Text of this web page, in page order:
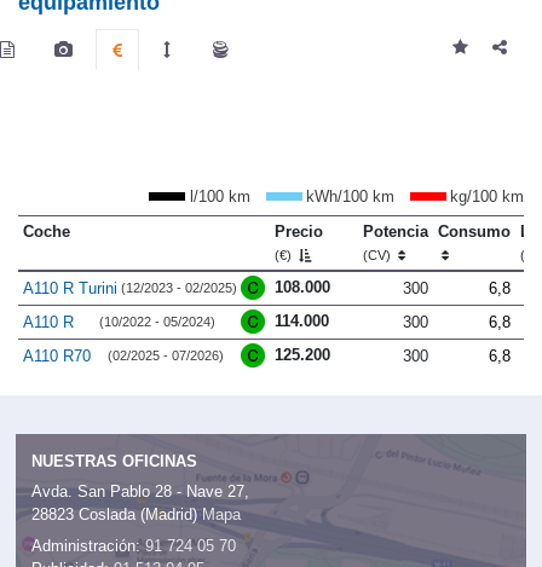
l/100 km kWh/100 km
kg/100 km
Coche
Precio
(€)
Potencia
(CV)
Consumo
A110 R Turini (12/2023 - 02/2025) 108.000 300
6,8
A110 R
(10/2022 - 05/2024) 114.000 300
6,8
A110 R70
(02/2025 - 07/2026) 125.200 300 6,8
NUESTRAS OFICINAS
Avda. San Pablo 28 - Nave 27,
28823 Coslada (Madrid) Mapa
Administración: 91 724 05 70